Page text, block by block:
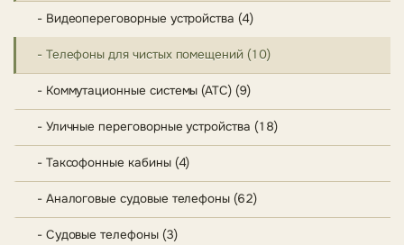
- Видеопереговорные устройства (4)
- Телефоны для чистых помещений (10)
- Коммутационные системы (АТС) (9)
- Уличные переговорные устройства (18)
- Таксофонные кабины (4)
- Аналоговые судовые телефоны (62)
- Судовые телефоны (3)